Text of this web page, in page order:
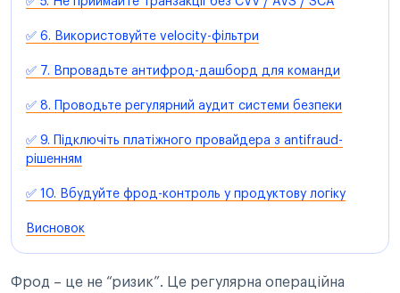
✅ 6. Використовуйте velocity-фільтри
✅ 7. Впровадьте антифрод-дашборд для команди
✅ 8. Проводьте регулярний аудит системи безпеки
✅ 9. Підключіть платіжного провайдера з antifraud-
рішенням
✅ 10. Вбудуйте фрод-контроль у продуктову логіку
Висновок
Фрод – це не “ризик”. Це регулярна операційна